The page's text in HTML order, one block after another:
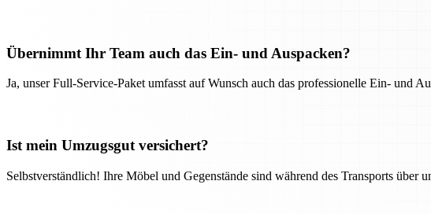
Übernimmt Ihr Team auch das Ein- und Auspacken?
Ja, unser Full-Service-Paket umfasst auf Wunsch auch das professionelle Ein- und
Ist mein Umzugsgut versichert?
Selbstverständlich! Ihre Möbel und Gegenstände sind während des Transports über